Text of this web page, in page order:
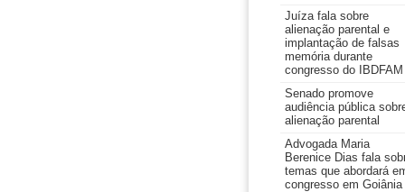
Juíza fala sobre
alienação parental e
implantação de falsas
memória durante
congresso do IBDFAM
Senado promove
audiência pública
alienação parental
Advogada Maria
Berenice Dias fala
temas que abordará
congresso em Goiânia